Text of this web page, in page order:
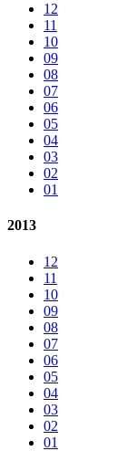
12
11
10
09
08
07
06
05
04
03
02
01
2013
12
11
10
09
08
07
06
05
04
03
02
01